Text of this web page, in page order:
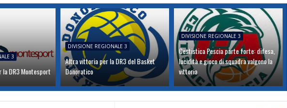
3
DR3 Montesport
DIVISIONE REGIONALE 3
Altra vittoria per la DR3 del Basket
Donoratico
DIVISIONE REGIONALE 3
Cestistica Pescia parte forte: difesa,
lucidità e gioco di squadra valgono la
vittoria